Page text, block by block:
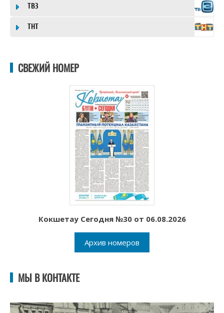
ТВ3
ТНТ
СВЕЖИЙ НОМЕР
Кокшетау Сегодня №30 от 06.08.2026
Архив номеров
МЫ В КОНТАКТЕ